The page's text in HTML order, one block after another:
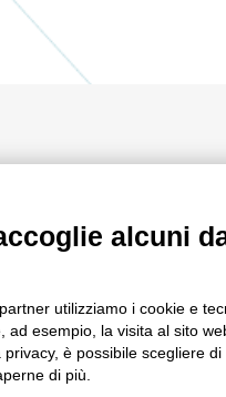
alcuni
utilizziamo i cookie e
esempio, la visita al sito
è possibile scegliere
di più.